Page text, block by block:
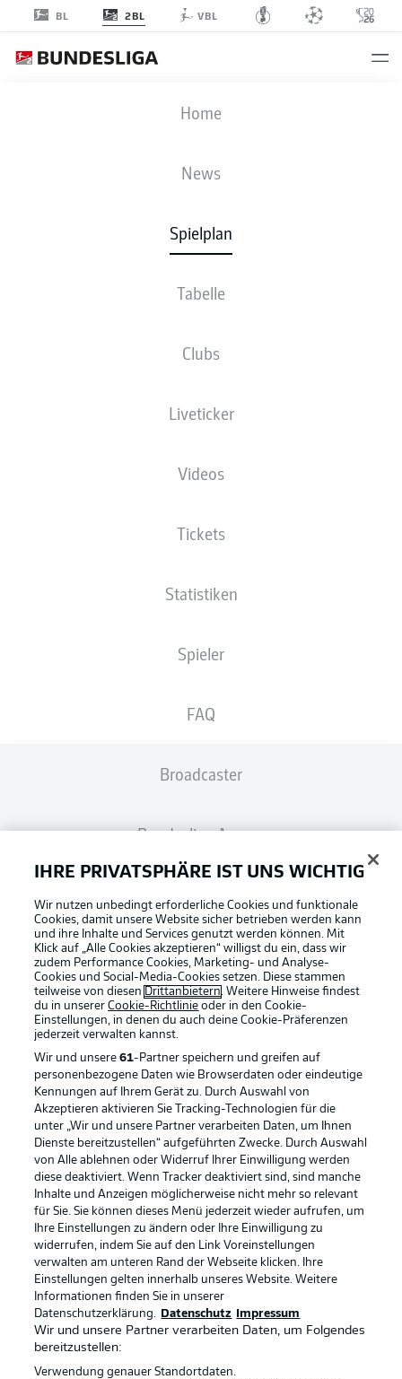
BL 2BL VBL
Home
News
Spielplan
Tabelle
Clubs
Liveticker
Videos
Tickets
Statistiken
Spieler
FAQ
Broadcaster
Bundesliga App
#BundesligaWIRKT
Common Ground
Mitfahrportal
BUNDESLIGA-GRUPPE
Sprachauswahl
Deutsch Anzeige Modus
Login
EBS
AUFSTELLUNGEN
Die Startaufstellung wird 60 Minuten vor
Football as it's meant to be
BUNDESLIGA APP
Offizielle Partner
IHRE PRIVATSPHÄRE IST UNS WICHTIG
Wir nutzen unbedingt erforderliche Cookies und funktionale
Cookies, damit unsere Website sicher betrieben werden kann
und ihre Inhalte und Services genutzt werden können. Mit
Klick auf „Alle Cookies akzeptieren“ willigst du ein, dass wir
zudem Performance Cookies, Marketing- und Analyse-
Cookies und Social-Media-Cookies setzen. Diese stammen
teilweise von diesen Drittanbietern. Weitere Hinweise findest
du in unsererCookie-Richtlinie oder in den Cookie-
Einstellungen, in denen du auch deine Cookie-Präferenzen
jederzeit verwalten kannst.
Wir und unsere61-Partner speichern und greifen auf
personenbezogene Daten wie Browserdaten oder eindeutige
Kennungen auf Ihrem Gerät zu. Durch Auswahl von
Akzeptieren aktivieren Sie Tracking-Technologien für die
unter „Wir und unsere Partner verarbeiten Daten, um Ihnen
Dienste bereitzustellen“ aufgeführten Zwecke. Durch Auswahl
von Alle ablehnen oder Widerruf Ihrer Einwilligung werden
diese deaktiviert. Wenn Tracker deaktiviert sind, sind manche
Inhalte und Anzeigen möglicherweise nicht mehr so relevant
für Sie. Sie können dieses Menü jederzeit wieder aufrufen, um
Ihre Einstellungen zu ändern oder Ihre Einwilligung zu
widerrufen, indem Sie auf den Link Voreinstellungen
verwalten am unteren Rand der Webseite klicken. Ihre
Einstellungen gelten innerhalb unseres Website. Weitere
Informationen finden Sie in unserer
Datenschutzerklärung.
Datenschutz Impressum
Wir und unsere Partner verarbeiten Daten, um Folgendes
bereitzustellen:
Verwendung genauer Standortdaten.